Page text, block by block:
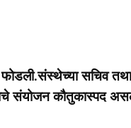
सचिव तथा
संयोजन कौतुकास्पद